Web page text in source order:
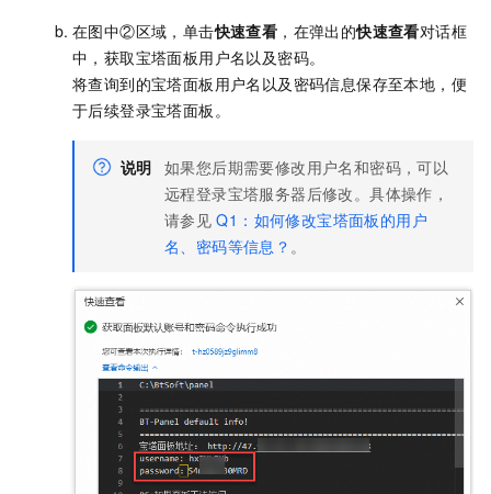
在图中②区域，单击快速查看 ，在弹出的快速查看对话框
中，获取宝塔面板用户名以及密码。
将查询到的宝塔面板用户名以及密码信息保存至本地，便
于后续登录宝塔面板。
说明 如果您后期需要修改用户名和密码，可以
远程登录宝塔服务器后修改。具体操作，
请参见 Q1：如何修改宝塔面板的用户
名、密码等信息？ 。